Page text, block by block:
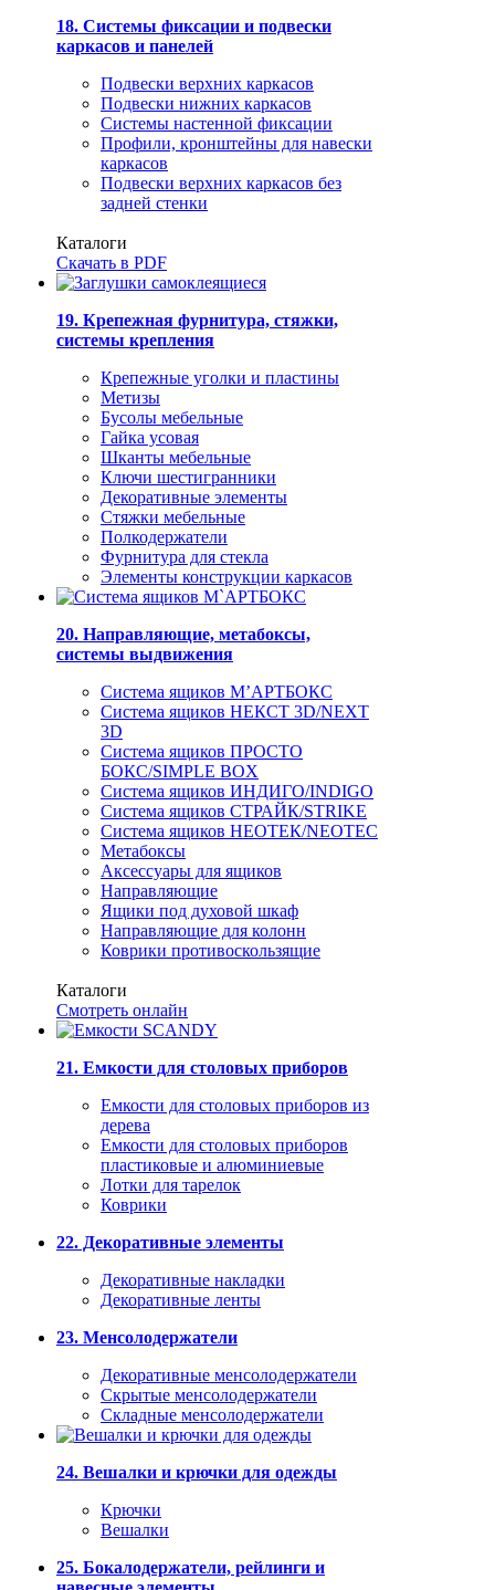
18. Системы фиксации и подвески
каркасов и панелей
Подвески верхних каркасов
Подвески нижних каркасов
Системы настенной фиксации
Профили, кронштейны для навески
каркасов
Подвески верхних каркасов без
задней стенки
Каталоги
Скачать в PDF
19. Крепежная фурнитура, стяжки,
системы крепления
Крепежные уголки и пластины
Метизы
Бусолы мебельные
Гайка усовая
Шканты мебельные
Ключи шестигранники
Декоративные элементы
Стяжки мебельные
Полкодержатели
Фурнитура для стекла
Элементы конструкции каркасов
20. Направляющие, метабоксы,
системы выдвижения
Система ящиков М’АРТБОКС
Система ящиков НЕКСТ 3D/NEXT
3D
Система ящиков ПРОСТО
БОКС/SIMPLE BOX
Система ящиков ИНДИГО/INDIGO
Система ящиков СТРАЙК/STRIKE
Система ящиков НЕОТЕК/NEOTEC
Метабоксы
Аксессуары для ящиков
Направляющие
Ящики под духовой шкаф
Направляющие для колонн
Коврики противоскользящие
Каталоги
Смотреть онлайн
21. Емкости для столовых приборов
Емкости для столовых приборов из
дерева
Емкости для столовых приборов
пластиковые и алюминиевые
Лотки для тарелок
Коврики
22. Декоративные элементы
Декоративные накладки
Декоративные ленты
23. Менсолодержатели
Декоративные менсолодержатели
Скрытые менсолодержатели
Складные менсолодержатели
24. Вешалки и крючки для одежды
Крючки
Вешалки
25. Бокалодержатели, рейлинги и